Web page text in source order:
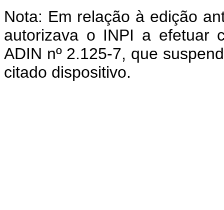
Nota: Em relação à edição
autorizava o INPI a efetuar
ADIN nº 2.125-7, que
citado dispositivo.